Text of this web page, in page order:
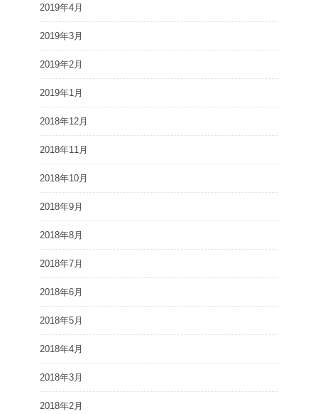
2019年4月
2019年3月
2019年2月
2019年1月
2018年12月
2018年11月
2018年10月
2018年9月
2018年8月
2018年7月
2018年6月
2018年5月
2018年4月
2018年3月
2018年2月